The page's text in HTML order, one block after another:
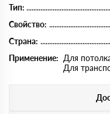
Тип:
Свойство:
Страна:
Применение: Для
Для